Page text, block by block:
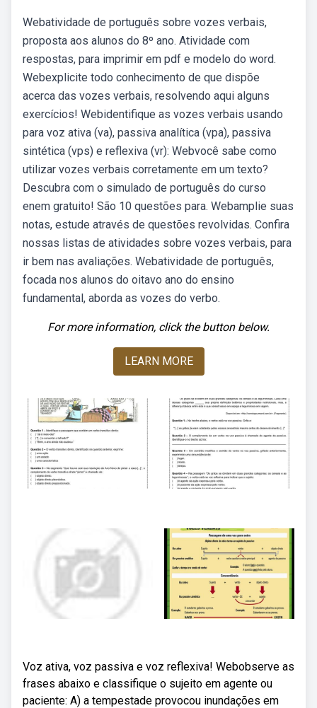
Webatividade de português sobre vozes verbais,
proposta aos alunos do 8º ano. Atividade com
respostas, para imprimir em pdf e modelo do word.
Webexplicite todo conhecimento de que dispõe
acerca das vozes verbais, resolvendo aqui alguns
exercícios! Webidentifique as vozes verbais usando
para voz ativa (va), passiva analítica (vpa), passiva
sintética (vps) e reflexiva (vr): Webvocê sabe como
utilizar vozes verbais corretamente em um texto?
Descubra com o simulado de português do curso
enem gratuito! São 10 questões para. Webamplie suas
notas, estude através de questões revolvidas. Confira
nossas listas de atividades sobre vozes verbais, para
ir bem nas avaliações. Webatividade de português,
focada nos alunos do oitavo ano do ensino
fundamental, aborda as vozes do verbo.
For more information, click the button below.
LEARN MORE
Voz ativa, voz passiva e voz reflexiva! Webobserve as
frases abaixo e classifique o sujeito em agente ou
paciente: A) a tempestade provocou inundações em